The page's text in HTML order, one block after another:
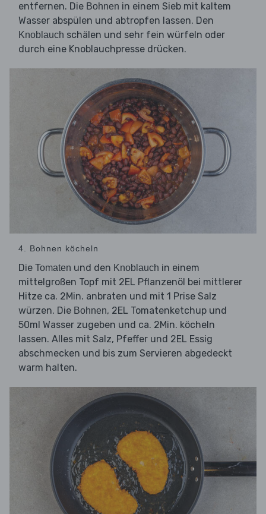
entfernen. Die Bohnen in einem Sieb mit kaltem
Wasser abspülen und abtropfen lassen. Den
Knoblauch schälen und sehr fein würfeln oder
durch eine Knoblauchpresse drücken.
4. Bohnen köcheln
Die Tomaten und den Knoblauch in einem
mittelgroßen Topf mit 2EL Pflanzenöl bei mittlerer
Hitze ca. 2Min. anbraten und mit 1 Prise Salz
würzen. Die Bohnen, 2EL Tomatenketchup und
50ml Wasser zugeben und ca. 2Min. köcheln
lassen. Alles mit Salz, Pfeffer und 2EL Essig
abschmecken und bis zum Servieren abgedeckt
warm halten.